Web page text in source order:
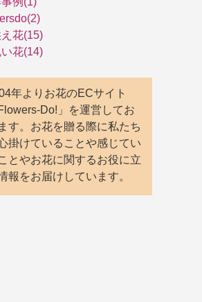
花(15)
花(14)
年よりお花のECサイト
Flowers-Do!」を運営してお
す。お花を贈る際に私たち
掛けていることや感じてい
とやお花に関するお役に立
報をお届けしています。